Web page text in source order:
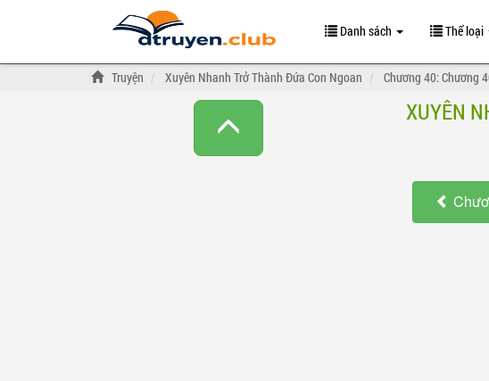
Danh sách Thể loại
Truyện Xuyên Nhanh Trở Thành Đứa Con Ngoan Chương 40: Chương
XUYÊN